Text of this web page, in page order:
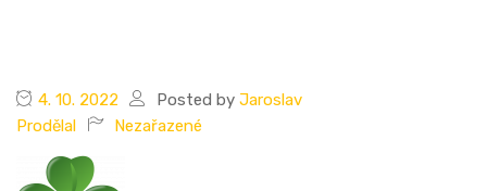
4. 10. 2022 Posted by Jaroslav
Prodělal
Nezařazené